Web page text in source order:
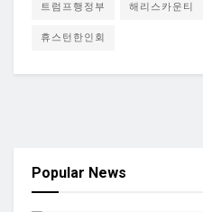
트럼프행정부 해리스카운티
휴스턴한인회
Popular News